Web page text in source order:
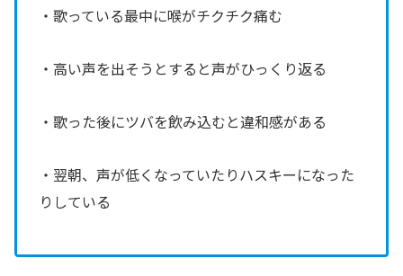
・歌っている最中に喉がチクチク痛む
・高い声を出そうとすると声がひっくり返る
・歌った後にツバを飲み込むと違和感がある
・翌朝、声が低くなっていたりハスキーになった
りしている